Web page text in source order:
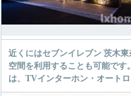
近くにはセブンイレブン 茨木
空間を利用することも可能で
は、TVインターホン・オート